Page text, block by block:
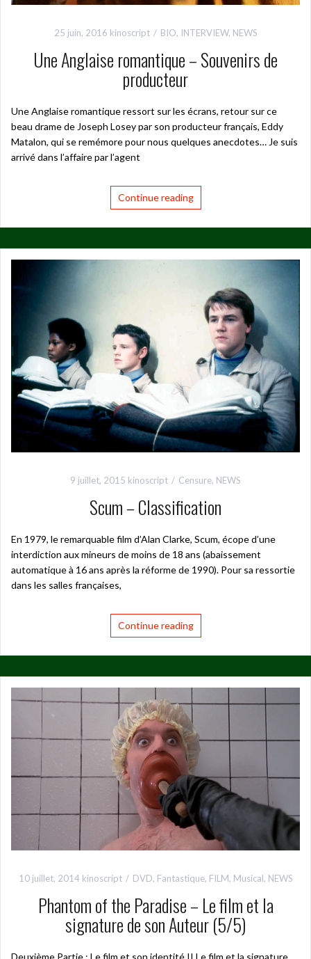
25 juin, 2016 kinoscript BIO, INTERVIEW, NEWS
Une Anglaise romantique – Souvenirs de
producteur
Une Anglaise romantique ressort sur les écrans, retour sur ce
beau drame de Joseph Losey par son producteur français, Eddy
Matalon, qui se remémore pour nous quelques anecdotes… Je suis
arrivé dans l’affaire par l’agent
Continue reading
9 juillet, 2015 kinoscript Censure, NEWS
Scum – Classification
En 1979, le remarquable film d’Alan Clarke, Scum, écope d’une
interdiction aux mineurs de moins de 18 ans (abaissement
automatique à 16 ans après la réforme de 1990). Pour sa ressortie
dans les salles françaises,
Continue reading
10 juillet, 2014 kinoscript DVD, Fantastique, FILM, Musical, NEWS
Phantom of the Paradise – Le film et la
signature de son Auteur (5/5)
Deuxième Partie : Le film et son identité II Le film et la signature